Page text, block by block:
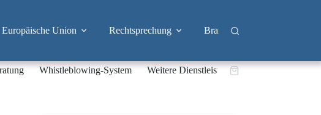
Europäische Union Rechtsprechung Branchen
Whistleblowing-System Weitere DienstleistungenWarenkorb